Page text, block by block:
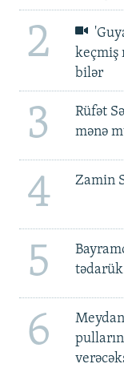
2
keçmiş
bilər
3
Rüfət
mənə
4 Zamin
5
tədarük
6